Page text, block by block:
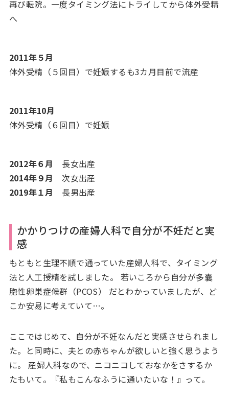
再び転院。一度タイミング法にトライしてから体外受精
へ
2011年５月
体外受精（５回目）で妊娠するも3カ月目前で流産
2011年10月
体外受精（６回目）で妊娠
2012年６月
長女出産
2014年９月
次女出産
2019年１月
長男出産
かかりつけの産婦人科で自分が不妊だと実
感
もともと生理不順で通っていた産婦人科で、タイミング
法と人工授精を試しました。 若いころから自分が多嚢
胞性卵巣症候群（PCOS） だとわかっていましたが、ど
こか安易に考えていて…。
ここではじめて、自分が不妊なんだと実感させられまし
た。と同時に、夫との赤ちゃんが欲しいと強く思うよう
に。 産婦人科なので、ニコニコしておなかをさするか
たもいて。『私もこんなふうに通いたいな！』って。